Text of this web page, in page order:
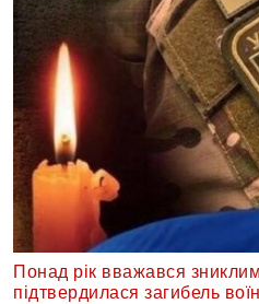
Понад рік вважався
підтвердилася загибель